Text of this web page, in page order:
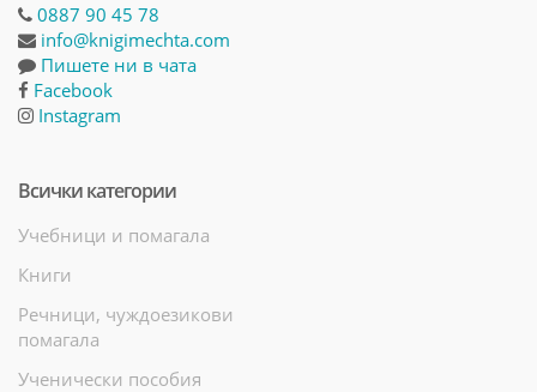
0887 90 45 78
info@knigimechta.com
Пишете ни в чата
Facebook
Instagram
Всички категории
Учебници и помагала
Книги
Речници, чуждоезикови
помагала
Ученически пособия